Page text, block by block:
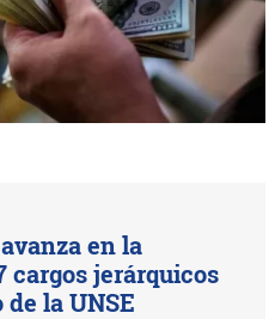
en la
cargos jerárquicos
la UNSE